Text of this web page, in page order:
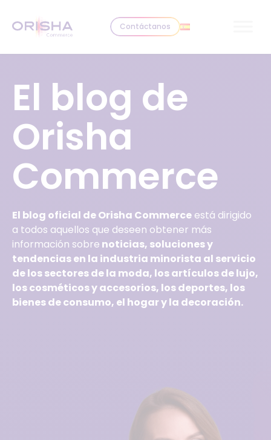
Contáctanos
El blog de
Orisha
Commerce
El blog oficial de Orisha Commerce está dirigido
a todos aquellos que deseen obtener más
información sobre noticias, soluciones y
tendencias en la industria minorista al servicio
de los sectores de la moda, los artículos de lujo,
los cosméticos y accesorios, los deportes, los
bienes de consumo, el hogar y la decoración.